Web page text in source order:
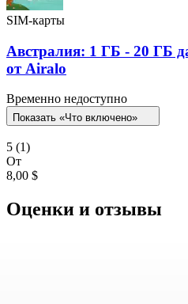
SIM-карты
Австралия: 1 ГБ - 20 ГБ
от Airalo
Временно недоступно
Показать «Что включено»
5 (1)
От
8,00 $
Оценки и отзывы